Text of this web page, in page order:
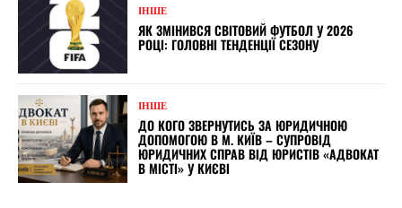
ІНШЕ
ЯК ЗМІНИВСЯ СВІТОВИЙ ФУТБОЛ У 2026
РОЦІ: ГОЛОВНІ ТЕНДЕНЦІЇ СЕЗОНУ
ІНШЕ
ДО КОГО ЗВЕРНУТИСЬ ЗА ЮРИДИЧНОЮ
ДОПОМОГОЮ В М. КИЇВ – СУПРОВІД
ЮРИДИЧНИХ СПРАВ ВІД ЮРИСТІВ «АДВОКАТ
В МІСТІ» У КИЄВІ